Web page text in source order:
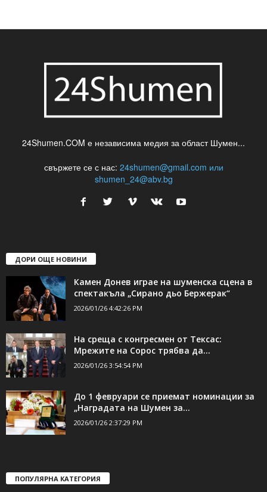
24Shumen.COM е независима медия за област Шумен...
свържете се с нас: 24shumen@gmail.com или
shumen_24@abv.bg
ДОРИ ОЩЕ НОВИНИ
Камен Донев играе на шуменска сцена в
спектакъла „Сирано дьо Бержерак“
2026/01/26 4:42:26 PM
На среща с конгресмен от Тексас:
Мрежите на Сорос трябва да...
2026/01/26 3:54:54 PM
До 1 февруари се приемат номинации за
„Наградата на Шумен за...
2026/01/26 2:37:29 PM
ПОПУЛЯРНА КАТЕГОРИЯ